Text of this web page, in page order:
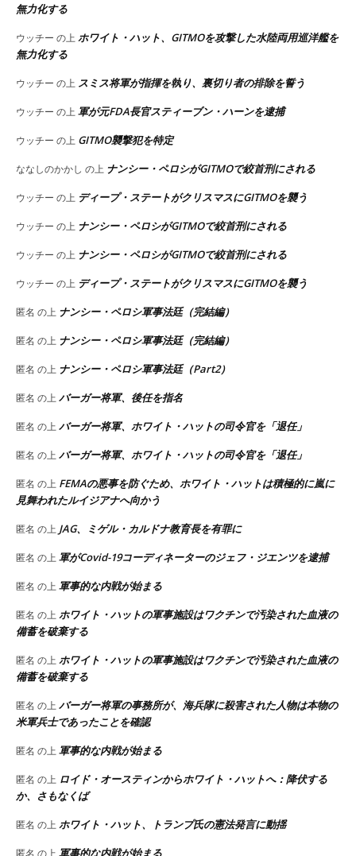
無力化する
ウッチー の上 ホワイト・ハット、GITMOを攻撃した水陸両用巡洋艦を
無力化する
ウッチー の上 スミス将軍が指揮を執り、裏切り者の排除を誓う
ウッチー の上 軍が元FDA長官スティーブン・ハーンを逮捕
ウッチー の上 GITMO襲撃犯を特定
ななしのかかし の上 ナンシー・ペロシがGITMOで絞首刑にされる
ウッチー の上 ディープ・ステートがクリスマスにGITMOを襲う
ウッチー の上 ナンシー・ペロシがGITMOで絞首刑にされる
ウッチー の上 ナンシー・ペロシがGITMOで絞首刑にされる
ウッチー の上 ディープ・ステートがクリスマスにGITMOを襲う
匿名 の上 ナンシー・ペロシ軍事法廷（完結編）
匿名 の上 ナンシー・ペロシ軍事法廷（完結編）
匿名 の上 ナンシー・ペロシ軍事法廷（Part2）
匿名 の上 バーガー将軍、後任を指名
匿名 の上 バーガー将軍、ホワイト・ハットの司令官を「退任」
匿名 の上 バーガー将軍、ホワイト・ハットの司令官を「退任」
匿名 の上 FEMAの悪事を防ぐため、ホワイト・ハットは積極的に嵐に
見舞われたルイジアナへ向かう
匿名 の上 JAG、ミゲル・カルドナ教育長を有罪に
匿名 の上 軍がCovid-19コーディネーターのジェフ・ジエンツを逮捕
匿名 の上 軍事的な内戦が始まる
匿名 の上 ホワイト・ハットの軍事施設はワクチンで汚染された血液の
備蓄を破棄する
匿名 の上 ホワイト・ハットの軍事施設はワクチンで汚染された血液の
備蓄を破棄する
匿名 の上 バーガー将軍の事務所が、海兵隊に殺害された人物は本物の
米軍兵士であったことを確認
匿名 の上 軍事的な内戦が始まる
匿名 の上 ロイド・オースティンからホワイト・ハットへ：降伏する
か、さもなくば
匿名 の上 ホワイト・ハット、トランプ氏の憲法発言に動揺
匿名 の上 軍事的な内戦が始まる